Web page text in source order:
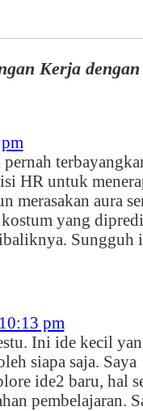
Kerja
HR untuk
merasakan aura
yang
Sungguh
pm
Ini ide kecil
siapa saja. Saya
ide2 baru, hal
pembelajaran.